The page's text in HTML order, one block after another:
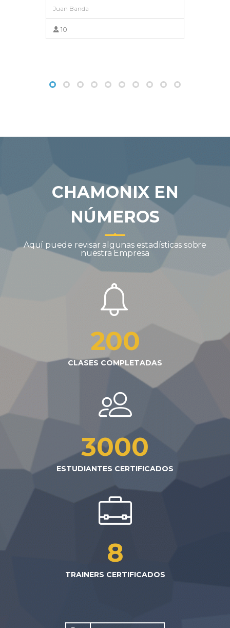
Juan Banda
10
CHAMONIX EN
NÚMEROS
Aquí puede revisar algunas estadísticas sobre
nuestra Empresa
200
CLASES COMPLETADAS
3000
ESTUDIANTES CERTIFICADOS
8
TRAINERS CERTIFICADOS